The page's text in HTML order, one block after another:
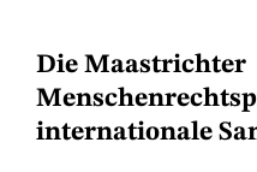
Die Maastrichter
internationale